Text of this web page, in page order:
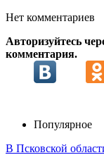
Нет комментариев
Авторизуйтесь
комментария.
Популярное
В Псковской